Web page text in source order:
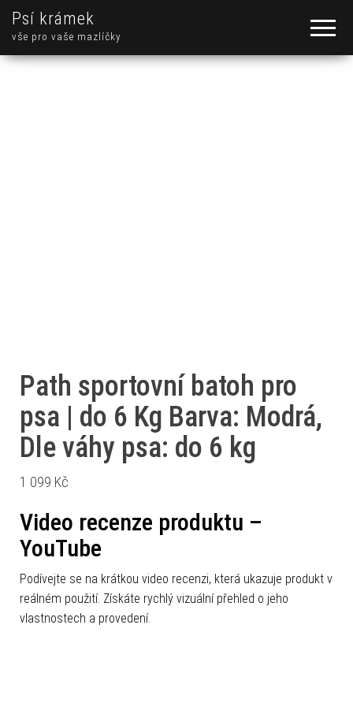
Psí krámek
vše pro vaše mazlíčky
Path sportovní batoh pro
psa | do 6 Kg Barva: Modrá,
Dle váhy psa: do 6 kg
1 099 Kč
Video recenze produktu –
YouTube
Podívejte se na krátkou video recenzi, která ukazuje produkt v
reálném použití. Získáte rychlý vizuální přehled o jeho
vlastnostech a provedení.